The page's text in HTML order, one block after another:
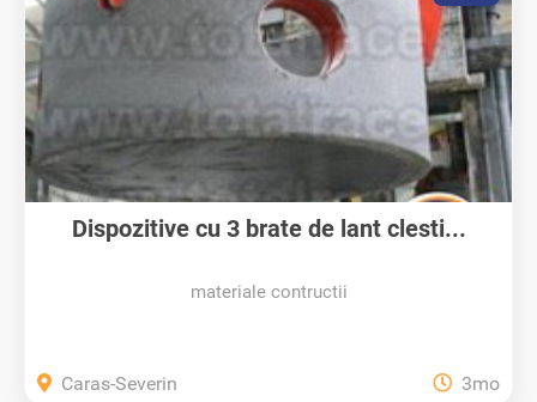
Dispozitive cu 3 brate de lant clesti...
materiale contructii
Caras-Severin 3mo